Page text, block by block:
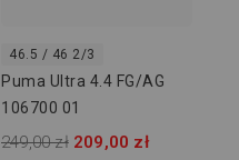
46.5 / 46 2/3
Puma Ultra 4.4 FG/AG
106700 01
249,00 zł 209,00 zł